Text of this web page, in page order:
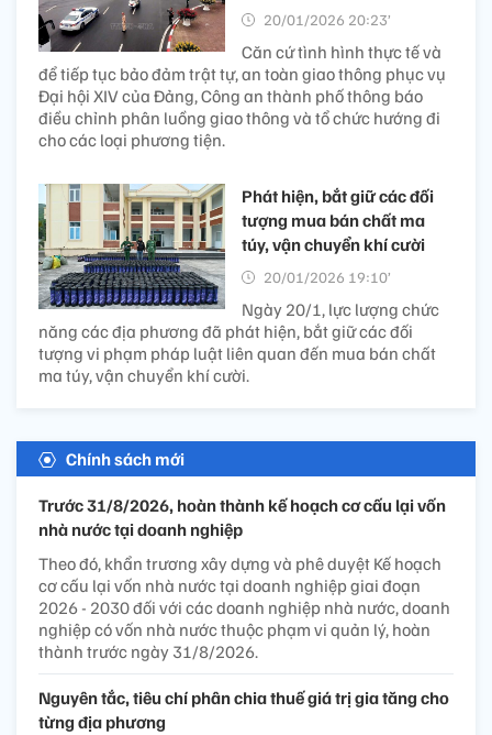
20/01/2026 20:23’
Căn cứ tình hình thực tế và
để tiếp tục bảo đảm trật tự, an toàn giao thông phục vụ
Đại hội XIV của Đảng, Công an thành phố thông báo
điều chỉnh phân luồng giao thông và tổ chức hướng đi
cho các loại phương tiện.
Phát hiện, bắt giữ các đối
tượng mua bán chất ma
túy, ​vận chuyển khí cười
20/01/2026 19:10’
Ngày 20/1, lực lượng chức
năng các địa phương đã phát hiện, bắt giữ các đối
tượng vi phạm pháp luật liên quan đến mua bán chất
ma túy, ​vận chuyển khí cười.
Chính sách mới
Trước 31/8/2026, hoàn thành kế hoạch cơ cấu lại vốn
nhà nước tại doanh nghiệp
Theo đó, khẩn trương xây dựng và phê duyệt Kế hoạch
cơ cấu lại vốn nhà nước tại doanh nghiệp giai đoạn
2026 - 2030 đối với các doanh nghiệp nhà nước, doanh
nghiệp có vốn nhà nước thuộc phạm vi quản lý, hoàn
thành trước ngày 31/8/2026.
Nguyên tắc, tiêu chí phân chia thuế giá trị gia tăng cho
từng địa phương